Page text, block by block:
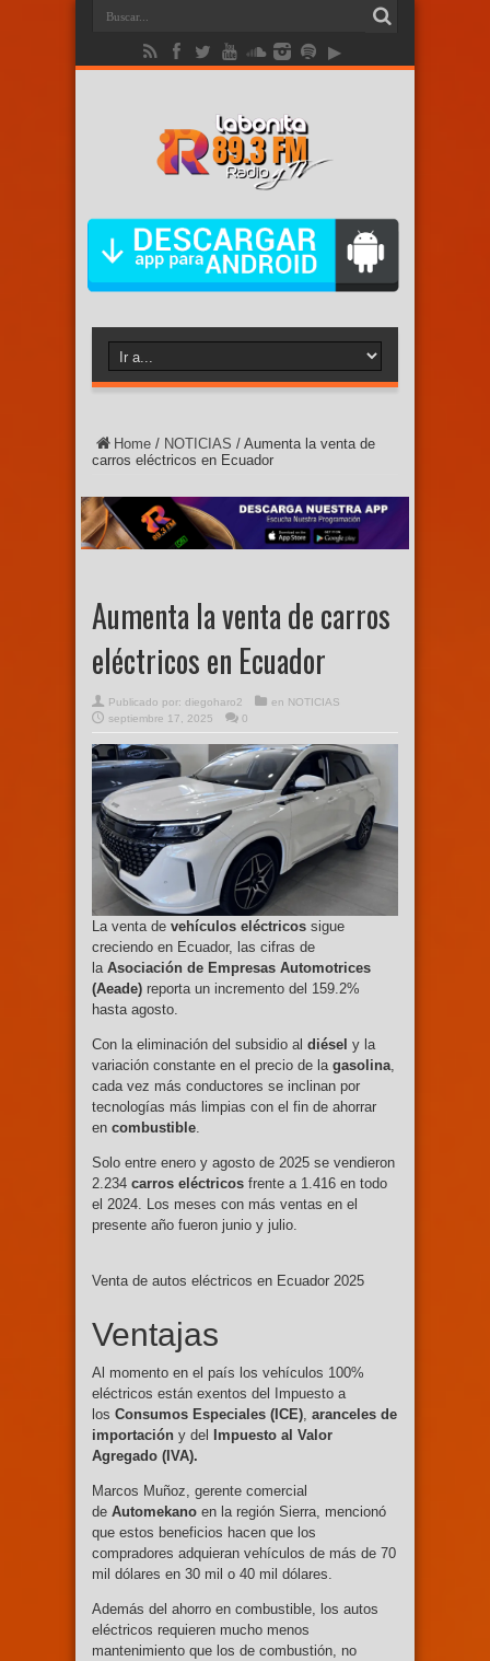
Home / NOTICIAS / Aumenta la venta de
carros eléctricos en Ecuador
Aumenta la venta de carros
eléctricos en Ecuador
Publicado por: diegoharo2 en NOTICIAS
septiembre 17, 2025
0
La venta de vehículos eléctricos sigue
creciendo en Ecuador, las cifras de
la Asociación de Empresas Automotrices
(Aeade) reporta un incremento del 159.2%
hasta agosto.
Con la eliminación del subsidio al diésel y la
variación constante en el precio de la gasolina
cada vez más conductores se inclinan por
tecnologías más limpias con el fin de ahorrar
en combustible
Solo entre enero y agosto de 2025 se vendieron
2.234 carros eléctricos frente a 1.416 en todo
el 2024. Los meses con más ventas en el
presente año fueron junio y julio.
Venta de autos eléctricos en Ecuador 2025
Ventajas
Al momento en el país los vehículos 100%
eléctricos están exentos del Impuesto a
los Consumos Especiales (ICE) aranceles de
importación y del
Impuesto al Valor
Agregado (IVA).
Marcos Muñoz, gerente comercial
de Automekano en la región Sierra, mencionó
que estos beneficios hacen que los
compradores adquieran vehículos de más de 70
mil dólares en 30 mil o 40 mil dólares.
Además del ahorro en combustible, los autos
eléctricos requieren mucho menos
mantenimiento que los de combustión, no